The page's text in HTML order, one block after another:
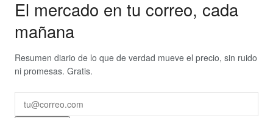
El mercado en tu correo, cada
mañana
Resumen diario de lo que de verdad mueve el precio, sin ruido
ni promesas. Gratis.